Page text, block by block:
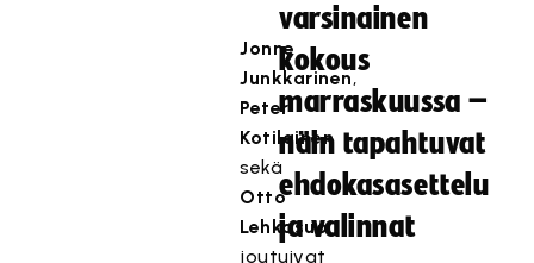
Jonne
Junkkarinen,
Peter
Kotilainen
sekä
Otto
Lehkosuo
joutuivat
varsinainen
kokous
marraskuussa –
näin tapahtuvat
ehdokasasettelu
ja valinnat